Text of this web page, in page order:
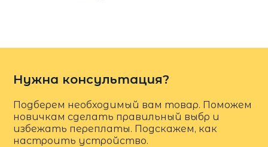
Нужна консультация?
Подберем необходимый вам товар. Поможем
новичкам сделать правильный выбр и
избежать переплаты. Подскажем, как
настроить устройство.